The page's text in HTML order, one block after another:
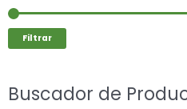
Filtrar
Buscador de